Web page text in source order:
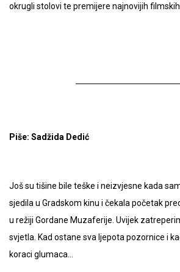
okrugli stolovi te premijere najnovijih
Piše: Sadžida Dedić
Još su tišine bile teške i neizvjesne kada
sjedila u Gradskom kinu i čekala početak
u režiji Gordane Muzaferije. Uvijek
svjetla. Kad ostane sva ljepota pozornice i
koraci glumaca…